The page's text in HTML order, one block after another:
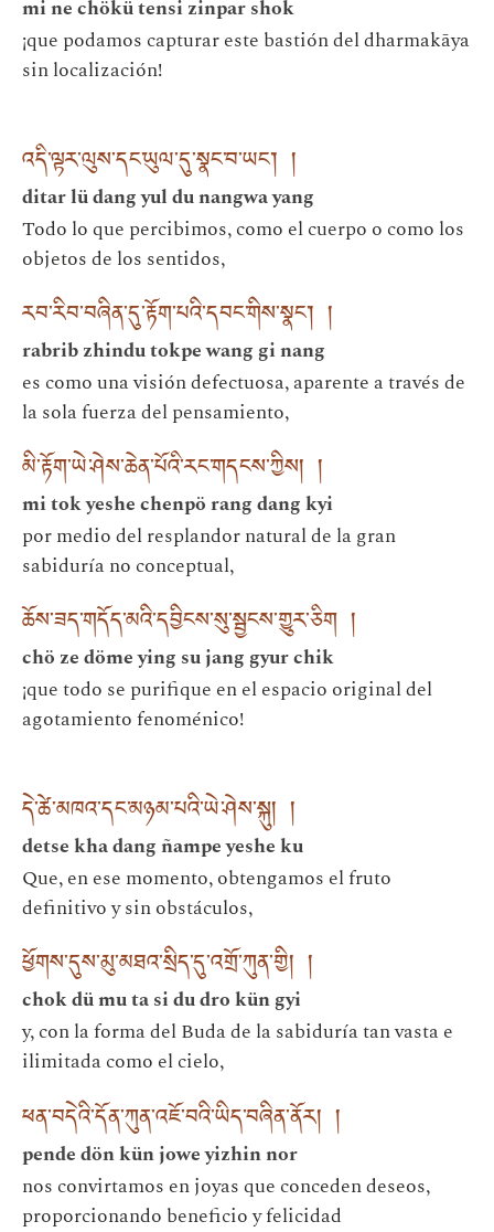
mi ne chökü tensi zinpar shok
¡que podamos capturar este bastión del dharmakāya
sin localización!
འདི་ལྟར་ལུས་དང་ཡུལ་དུ་སྣང་བ་ཡང་། །
ditar lü dang yul du nangwa yang
Todo lo que percibimos, como el cuerpo o como los
objetos de los sentidos,
རབ་རིབ་བཞིན་དུ་རྟོག་པའི་དབང་གིས་སྣང་། །
rabrib zhindu tokpe wang gi nang
es como una visión defectuosa, aparente a través de
la sola fuerza del pensamiento,
མི་རྟོག་ཡེ་ཤེས་ཆེན་པོའི་རང་གདངས་ཀྱིས། །
mi tok yeshe chenpö rang dang kyi
por medio del resplandor natural de la gran
sabiduría no conceptual,
ཆོས་ཟད་གདོད་མའི་དབྱིངས་སུ་སྦྱངས་གྱུར་ཅིག །
chö ze döme ying su jang gyur chik
¡que todo se purifique en el espacio original del
agotamiento fenoménico!
དེ་ཚེ་མཁའ་དང་མཉམ་པའི་ཡེ་ཤེས་སྐུ། །
detse kha dang ñampe yeshe ku
Que, en ese momento, obtengamos el fruto
definitivo y sin obstáculos,
ཕྱོགས་དུས་མུ་མཐའ་སྲིད་དུ་འགྲོ་ཀུན་གྱི། །
chok dü mu ta si du dro kün gyi
y, con la forma del Buda de la sabiduría tan vasta e
ilimitada como el cielo,
ཕན་བདེའི་དོན་ཀུན་འཇོ་བའི་ཡིད་བཞིན་ནོར། །
pende dön kün jowe yizhin nor
nos convirtamos en joyas que conceden deseos,
proporcionando beneficio y felicidad